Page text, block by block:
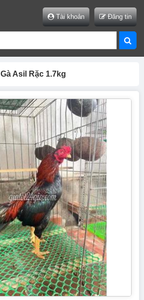
Tài khoản Đăng tin
Gà Asil Rặc 1.7kg